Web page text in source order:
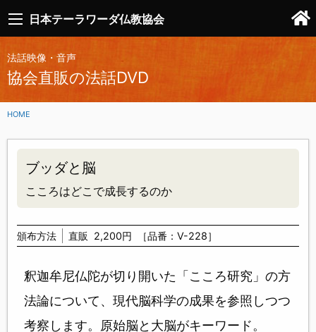
日本テーラワーダ仏教協会
法話映像・音声
協会直販の法話DVD
HOME
ブッダと脳
こころはどこで成長するのか
頒布方法 直販 2,200円 ［品番：V-228］
釈迦牟尼仏陀が切り開いた「こころ研究」の方
法論について、現代脳科学の成果を参照しつつ
考察します。原始脳と大脳がキーワード。